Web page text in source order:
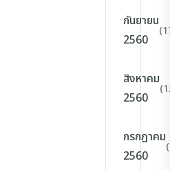
กันยายน
2560
สิงหาคม
2560
กรกฎาคม
2560